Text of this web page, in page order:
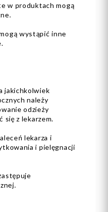
w produktach mogą
wystąpić inne
jakichkolwiek
należy
odzieży
się z lekarzem.
lekarza i
i pielęgnacji